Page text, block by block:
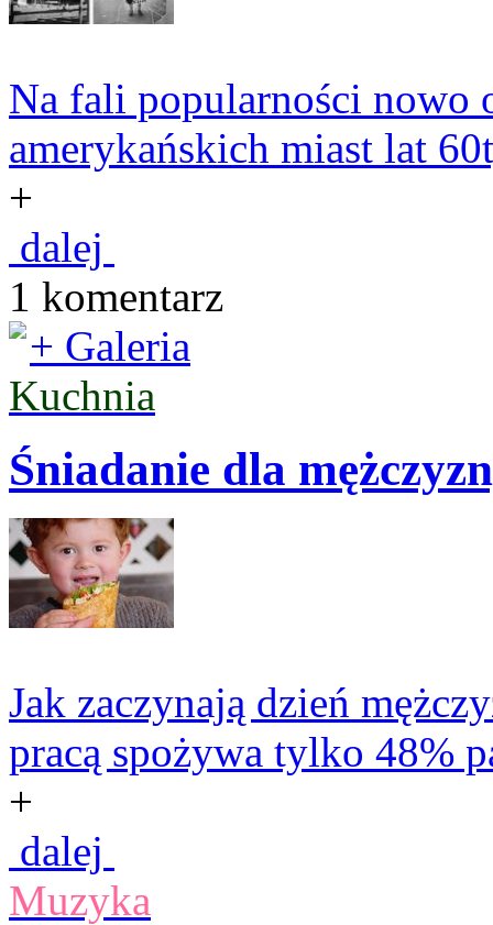
Na fali popularności nowo
amerykańskich miast lat
+
dalej
1 komentarz
+ Galeria
Kuchnia
Śniadanie dla
Jak zaczynają dzień
pracą spożywa tylko 48%
+
dalej
Muzyka